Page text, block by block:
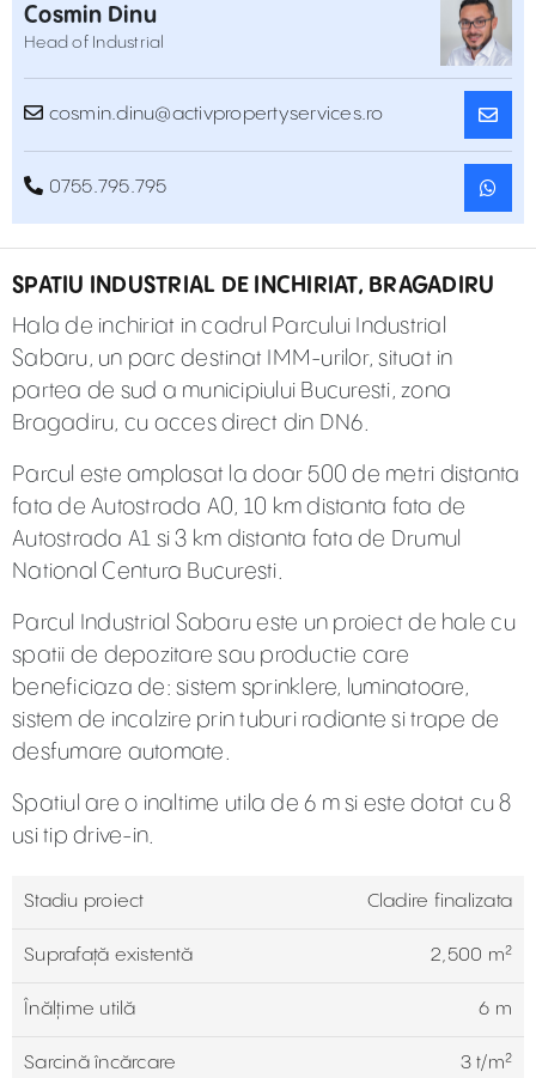
Cosmin Dinu
Head of Industrial
cosmin.dinu@activpropertyservices.ro
0755.795.795
SPATIU INDUSTRIAL DE INCHIRIAT, BRAGADIRU
Hala de inchiriat in cadrul Parcului Industrial
Sabaru, un parc destinat IMM-urilor, situat in
partea de sud a municipiului Bucuresti, zona
Bragadiru, cu acces direct din DN6.
Parcul este amplasat la doar 500 de metri distanta
fata de Autostrada A0, 10 km distanta fata de
Autostrada A1 si 3 km distanta fata de Drumul
National Centura Bucuresti.
Parcul Industrial Sabaru este un proiect de hale cu
spatii de depozitare sau productie care
beneficiaza de: sistem sprinklere, luminatoare,
sistem de incalzire prin tuburi radiante si trape de
desfumare automate.
Spatiul are o inaltime utila de 6 m si este dotat cu 8
usi tip drive-in.
Stadiu proiect Cladire finalizata
Suprafață existentă 2,500 m²
Înălțime utilă 6 m
Sarcină încărcare 3 t/m²